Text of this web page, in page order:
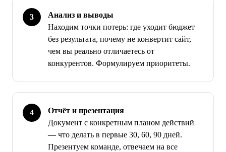
Анализ и выводы
Находим точки потерь: где уходит бюджет
без результата, почему не конвертит сайт,
чем вы реально отличаетесь от
конкурентов. Формулируем приоритеты.
Отчёт и презентация
Документ с конкретным планом действий
— что делать в первые 30, 60, 90 дней.
Презентуем команде, отвечаем на все